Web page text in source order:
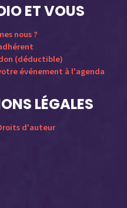
ET VOUS
nous ?
(déductible)
événement à l'agenda
LÉGALES
d'auteur